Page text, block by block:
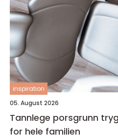
inspiration
05. August 2026
Tannlege porsgrunn trygg tannbehandling
for hele familien